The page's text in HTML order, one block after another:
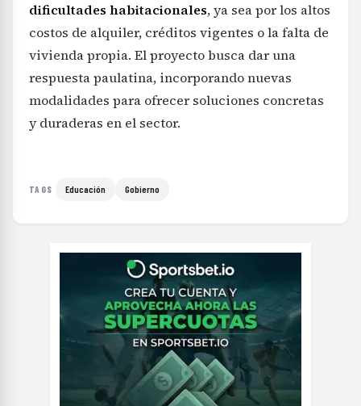
dificultades habitacionales, ya sea por los altos
costos de alquiler, créditos vigentes o la falta de
vivienda propia. El proyecto busca dar una
respuesta paulatina, incorporando nuevas
modalidades para ofrecer soluciones concretas
y duraderas en el sector.
TAGS Educación Gobierno